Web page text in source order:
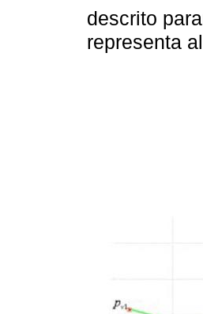
descrito
representa